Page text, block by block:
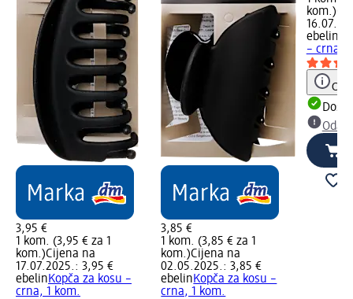
3,95 €
1 kom. (3,95 € za 1
kom.)Cijena na
17.07.2025.: 3,95 €
ebelinKopča za kosu –
crna, 1 kom.
3,85 €
1 kom. (3,85 € za 1
kom.)Cijena na
02.05.2025.: 3,85 €
ebelinKopča za kosu –
crna, 1 kom.
kom.)
ebelin
– crna,